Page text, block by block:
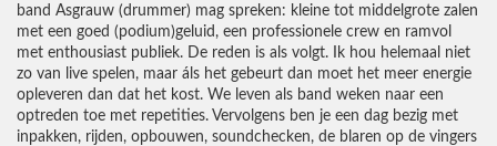
band Asgrauw (drummer) mag spreken: kleine tot middelgrote zalen
met een goed (podium)geluid, een professionele crew en ramvol
met enthousiast publiek. De reden is als volgt. Ik hou helemaal niet
zo van live spelen, maar áls het gebeurt dan moet het meer energie
opleveren dan dat het kost. We leven als band weken naar een
optreden toe met repetities. Vervolgens ben je een dag bezig met
inpakken, rijden, opbouwen, soundchecken, de blaren op de vingers